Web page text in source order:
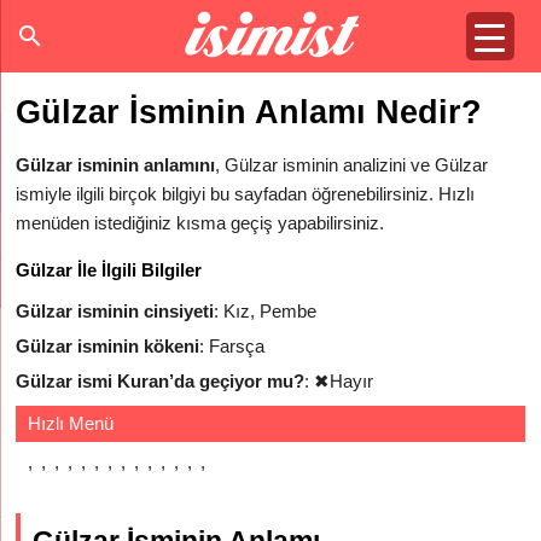
Gülzar İsminin Anlamı Nedir?
Gülzar isminin anlamını, Gülzar isminin analizini ve Gülzar
ismiyle ilgili birçok bilgiyi bu sayfadan öğrenebilirsiniz. Hızlı
menüden istediğiniz kısma geçiş yapabilirsiniz.
Gülzar İle İlgili Bilgiler
Gülzar isminin cinsiyeti: Kız, Pembe
Gülzar isminin kökeni: Farsça
Gülzar ismi Kuran’da geçiyor mu?: ✖Hayır
Hızlı Menü